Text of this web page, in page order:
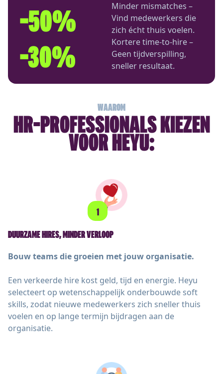
-50%
Minder mismatches –
Vind medewerkers die
zich écht thuis voelen.
-30%
Kortere time-to-hire –
Geen tijdverspilling,
sneller resultaat.
WAAROM
HR-PROFESSIONALS KIEZEN
VOOR HEYU:
1
DUURZAME HIRES, MINDER VERLOOP
Bouw teams die groeien met jouw organisatie.
Een verkeerde hire kost geld, tijd en energie. Heyu
selecteert op wetenschappelijk onderbouwde soft
skills, zodat nieuwe medewerkers zich sneller thuis
voelen en op lange termijn bijdragen aan de
organisatie.